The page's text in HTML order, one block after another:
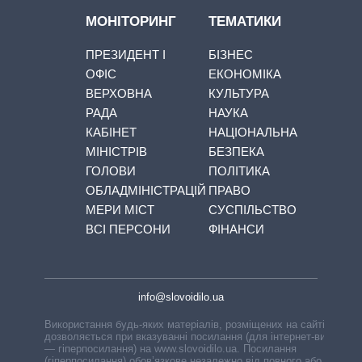
МОНІТОРИНГ
ПРЕЗИДЕНТ І
ОФІС
ВЕРХОВНА
РАДА
КАБІНЕТ
МІНІСТРІВ
ГОЛОВИ
ОБЛАДМІНІСТРАЦІЙ
МЕРИ МІСТ
ВСІ ПЕРСОНИ
ТЕМАТИКИ
БІЗНЕС
ЕКОНОМІКА
КУЛЬТУРА
НАУКА
НАЦІОНАЛЬНА
БЕЗПЕКА
ПОЛІТИКА
ПРАВО
СУСПІЛЬСТВО
ФІНАНСИ
info@slovoidilo.ua
Використання будь-яких матеріалів, розміщених на сайті,
дозволяється при вказуванні посилання (для інтернет-видань
— гіперпосилання) на www.slovoidilo.ua. Посилання